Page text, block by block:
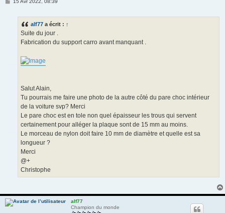
15 Avr 2022, 08:39
alf77 a écrit : ↑
Suite du jour .
Fabrication du support carro avant manquant .
Salut Alain,
Tu pourrais me faire une photo de la autre côté du pare choc intérieur
de la voiture svp? Merci
Le pare choc est en tole non quel épaisseur les trous qui servent
certainement pour alléger la plaque sont de 15 mm au moins.
Le morceau de nylon doit faire 10 mm de diamètre et quelle est sa
longueur ?
Merci
@+
Christophe
alf77
Champion du monde